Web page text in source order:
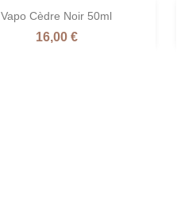
Vapo Cèdre Noir 50ml
Prix
16,00 €
Aperçu rapide